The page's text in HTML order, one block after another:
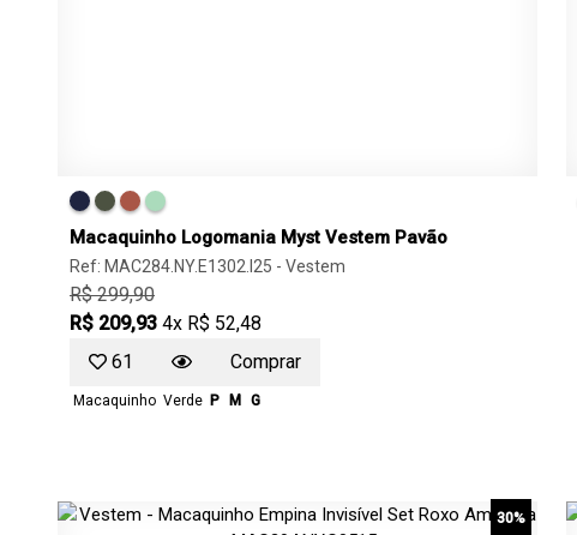
Macaquinho Logomania Myst Vestem Pavão
Ref: MAC284.NY.E1302.I25 - Vestem
R$ 299,90
R$ 209,93 4x R$ 52,48
61
Comprar
Macaquinho Verde P M G
30%